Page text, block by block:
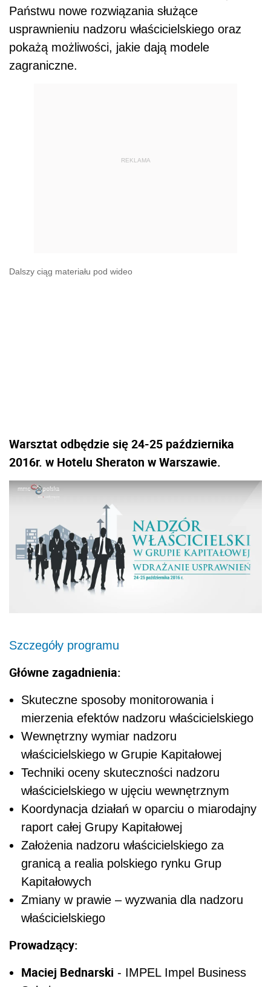
Państwu nowe rozwiązania służące
usprawnieniu nadzoru właścicielskiego oraz
pokażą możliwości, jakie dają modele
zagraniczne.
REKLAMA
Dalszy ciąg materiału pod wideo
Warsztat odbędzie się 24-25 października
2016r. w Hotelu Sheraton w Warszawie.
Szczegóły programu
Główne zagadnienia:
Skuteczne sposoby monitorowania i
mierzenia efektów nadzoru właścicielskiego
Wewnętrzny wymiar nadzoru
właścicielskiego w Grupie Kapitałowej
Techniki oceny skuteczności nadzoru
właścicielskiego w ujęciu wewnętrznym
Koordynacja działań w oparciu o miarodajny
raport całej Grupy Kapitałowej
Założenia nadzoru właścicielskiego za
granicą a realia polskiego rynku Grup
Kapitałowych
Zmiany w prawie – wyzwania dla nadzoru
właścicielskiego
Prowadzący:
Maciej Bednarski - IMPEL Impel Business